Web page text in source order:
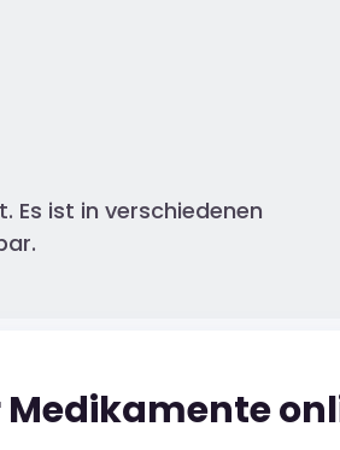
Es ist in verschiedenen
Medikamente